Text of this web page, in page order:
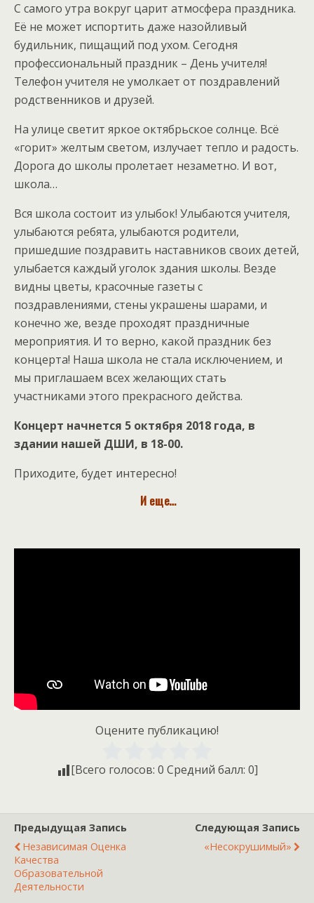
С самого утра вокруг царит атмосфера праздника.
Её не может испортить даже назойливый
будильник, пищащий под ухом. Сегодня
профессиональный праздник – День учителя!
Телефон учителя не умолкает от поздравлений
родственников и друзей.
На улице светит яркое октябрьское солнце. Всё
«горит» желтым светом, излучает тепло и радость.
Дорога до школы пролетает незаметно. И вот,
школа…
Вся школа состоит из улыбок! Улыбаются учителя,
улыбаются ребята, улыбаются родители,
пришедшие поздравить наставников своих детей,
улыбается каждый уголок здания школы. Везде
видны цветы, красочные газеты с
поздравлениями, стены украшены шарами, и
конечно же, везде проходят праздничные
мероприятия. И то верно, какой праздник без
концерта! Наша школа не стала исключением, и
мы приглашаем всех желающих стать
участниками этого прекрасного действа.
Концерт начнется 5 октября 2018 года, в
здании нашей ДШИ, в 18-00.
Приходите, будет интересно!
И еще…
Оцените публикацию!
[Всего голосов: 0 Средний балл: 0]
Предыдущая Запись
Независимая Оценка
Качества
Образовательной
Деятельности
Следующая Запись
«Несокрушимый»